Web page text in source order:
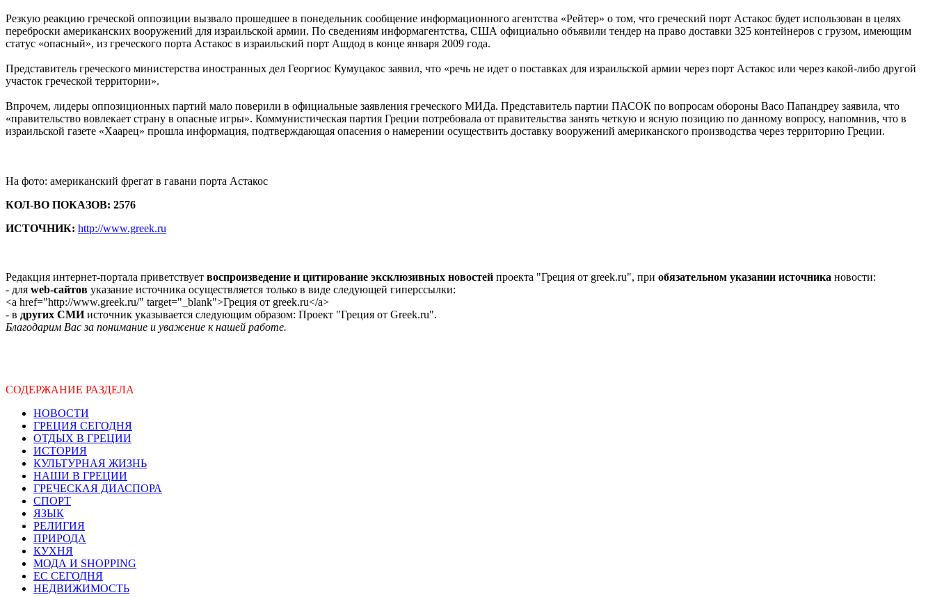
Резкую реакцию греческой оппозиции вызвало прошедшее в понедельник сообщение информационного агентства «Рейтер» о том, что греческий порт Астакос будет использован в целях
переброски американских вооружений для израильской армии. По сведениям информагентства, США официально объявили тендер на право доставки 325 контейнеров с грузом, имеющим
статус «опасный», из греческого порта Астакос в израильский порт Ашдод в конце января 2009 года.
Представитель греческого министерства иностранных дел Георгиос Кумуцакос заявил, что «речь не идет о поставках для израильской армии через порт Астакос или через какой-либо другой
участок греческой территории».
Впрочем, лидеры оппозиционных партий мало поверили в официальные заявления греческого МИДа. Представитель партии ПАСОК по вопросам обороны Васо Папандреу заявила, что
«правительство вовлекает страну в опасные игры». Коммунистическая партия Греции потребовала от правительства занять четкую и ясную позицию по данному вопросу, напомнив, что в
израильской газете «Хаарец» прошла информация, подтверждающая опасения о намерении осуществить доставку вооружений американского производства через территорию Греции.
На фото: американский фрегат в гавани порта Астакос
КОЛ-ВО ПОКАЗОВ: 2576
ИСТОЧНИК: http://www.greek.ru
Редакция интернет-портала приветствует воспроизведение и цитирование эксклюзивных новостей проекта "Греция от greek.ru", при обязательном указании источника новости:
- для web-сайтов указание источника осуществляется только в виде следующей гиперссылки:
<a href="http://www.greek.ru/" target="_blank">Греция от greek.ru</a>
- в других СМИисточник указывается следующим образом: Проект "Греция от Greek.ru".
Благодарим Вас за понимание и уважение к нашей работе.
СОДЕРЖАНИЕ РАЗДЕЛА
НОВОСТИ
ГРЕЦИЯ СЕГОДНЯ
ОТДЫХ В ГРЕЦИИ
ИСТОРИЯ
КУЛЬТУРНАЯ ЖИЗНЬ
НАШИ В ГРЕЦИИ
ГРЕЧЕСКАЯ ДИАСПОРА
СПОРТ
ЯЗЫК
РЕЛИГИЯ
ПРИРОДА
КУХНЯ
МОДА И SHOPPING
ЕС СЕГОДНЯ
НЕДВИЖИМОСТЬ